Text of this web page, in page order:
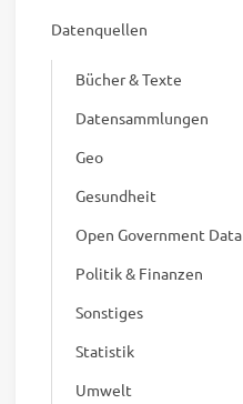
Datenquellen
Bücher & Texte
Datensammlungen
Geo
Gesundheit
Open Government Data
Politik & Finanzen
Sonstiges
Statistik
Umwelt